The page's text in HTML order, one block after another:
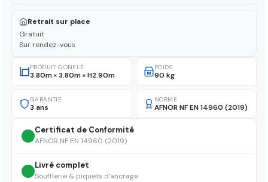
Retrait sur place
Gratuit
Sur rendez-vous
PRODUIT GONFLÉ
3.80m × 3.80m × H2.90m
POIDS
90 kg
GARANTIE
3 ans
NORME
AFNOR NF EN 14960 (2019)
Certificat de Conformité
AFNOR NF EN 14960 (2019)
Livré complet
Soufflerie & piquets d'ancrage